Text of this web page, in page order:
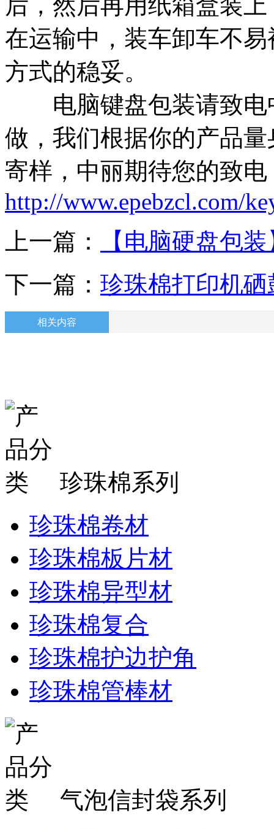
在运输中，装车卸车不
方式的稳妥。
电脑键盘包装请致电
做，我们根据你的产品
寄样，中丽期待您的致
http://www.epebzcl.com/
上一篇：
【电脑硬盘包
下一篇： 珍珠棉打印机
相关内容
珍珠棉系列
珍珠棉卷材
珍珠棉板片材
珍珠棉异型材
珍珠棉复合
珍珠棉护边护角
珍珠棉管棒材
气泡信封袋系列